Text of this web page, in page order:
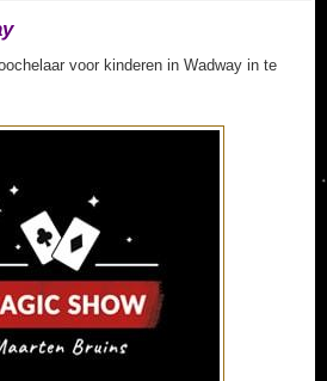
voor kinderen in Wadway in te